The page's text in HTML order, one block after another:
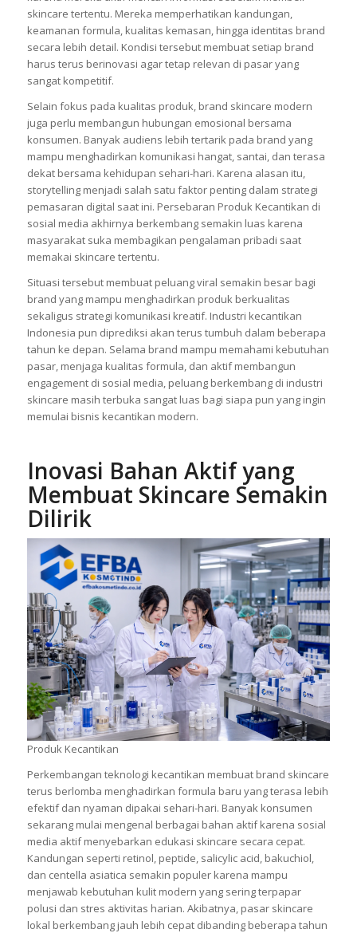
skincare tertentu. Mereka memperhatikan kandungan,
keamanan formula, kualitas kemasan, hingga identitas brand
secara lebih detail. Kondisi tersebut membuat setiap brand
harus terus berinovasi agar tetap relevan di pasar yang
sangat kompetitif.
Selain fokus pada kualitas produk, brand skincare modern
juga perlu membangun hubungan emosional bersama
konsumen. Banyak audiens lebih tertarik pada brand yang
mampu menghadirkan komunikasi hangat, santai, dan terasa
dekat bersama kehidupan sehari-hari. Karena alasan itu,
storytelling menjadi salah satu faktor penting dalam strategi
pemasaran digital saat ini. Persebaran Produk Kecantikan di
sosial media akhirnya berkembang semakin luas karena
masyarakat suka membagikan pengalaman pribadi saat
memakai skincare tertentu.
Situasi tersebut membuat peluang viral semakin besar bagi
brand yang mampu menghadirkan produk berkualitas
sekaligus strategi komunikasi kreatif. Industri kecantikan
Indonesia pun diprediksi akan terus tumbuh dalam beberapa
tahun ke depan. Selama brand mampu memahami kebutuhan
pasar, menjaga kualitas formula, dan aktif membangun
engagement di sosial media, peluang berkembang di industri
skincare masih terbuka sangat luas bagi siapa pun yang ingin
memulai bisnis kecantikan modern.
Inovasi Bahan Aktif yang
Membuat Skincare Semakin
Dilirik
Produk Kecantikan
Perkembangan teknologi kecantikan membuat brand skincare
terus berlomba menghadirkan formula baru yang terasa lebih
efektif dan nyaman dipakai sehari-hari. Banyak konsumen
sekarang mulai mengenal berbagai bahan aktif karena sosial
media aktif menyebarkan edukasi skincare secara cepat.
Kandungan seperti retinol, peptide, salicylic acid, bakuchiol,
dan centella asiatica semakin populer karena mampu
menjawab kebutuhan kulit modern yang sering terpapar
polusi dan stres aktivitas harian. Akibatnya, pasar skincare
lokal berkembang jauh lebih cepat dibanding beberapa tahun